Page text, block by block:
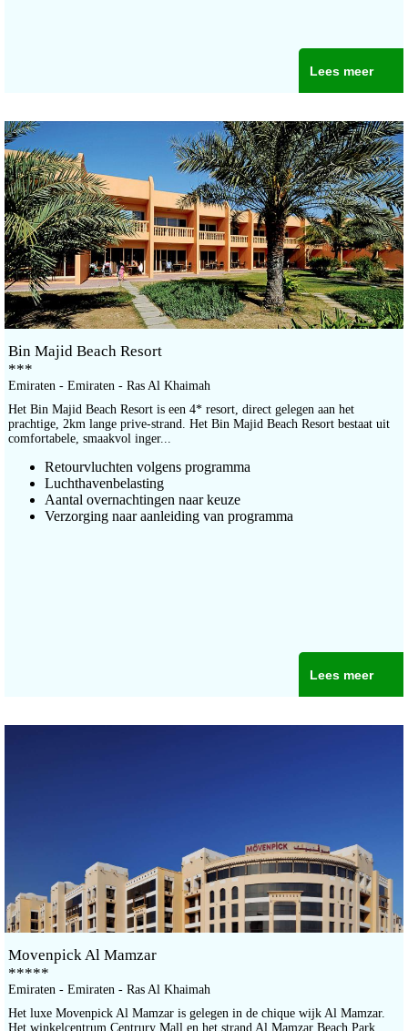
Lees meer
Bin Majid Beach Resort
***
Emiraten - Emiraten - Ras Al Khaimah
Het Bin Majid Beach Resort is een 4* resort, direct gelegen aan het
prachtige, 2km lange prive-strand. Het Bin Majid Beach Resort bestaat uit
comfortabele, smaakvol inger...
Retourvluchten volgens programma
Luchthavenbelasting
Aantal overnachtingen naar keuze
Verzorging naar aanleiding van programma
Lees meer
Movenpick Al Mamzar
*****
Emiraten - Emiraten - Ras Al Khaimah
Het luxe Movenpick Al Mamzar is gelegen in de chique wijk Al Mamzar.
Het winkelcentrum Centrury Mall en het strand Al Mamzar Beach Park